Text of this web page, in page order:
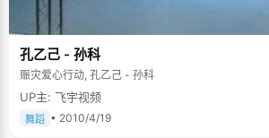
孔乙己 - 孙科
赈灾爱心行动, 孔乙己 - 孙科
UP主: 飞宇视频
舞蹈 • 2010/4/19